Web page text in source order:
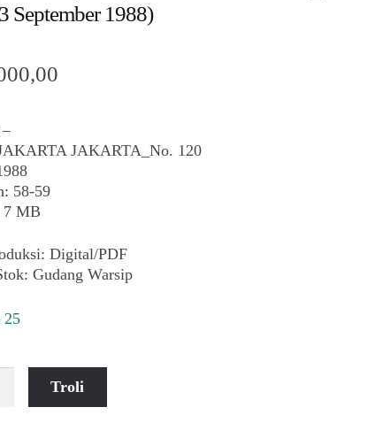
September 1988)
JAKARTA_No. 120
58-59
7 MB
Digital/PDF
Gudang Warsip
25
Troli